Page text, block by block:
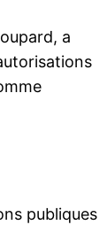
a
publiques